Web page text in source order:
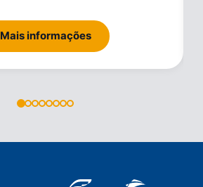
Mais informações